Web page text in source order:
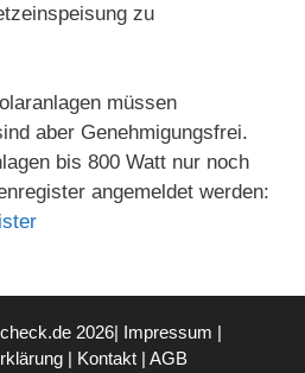
zu
müssen
aber Genehmigungsfrei.
bis 800 Watt nur noch
angemeldet werden:
2026| Impressum |
| Kontakt| AGB